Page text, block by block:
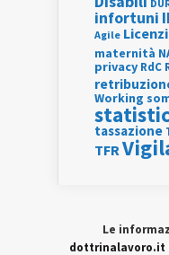
infortuni
Agile
maternità
privacy RdC
Working
tassazione
TFR
Le
dottrinalavoro.it